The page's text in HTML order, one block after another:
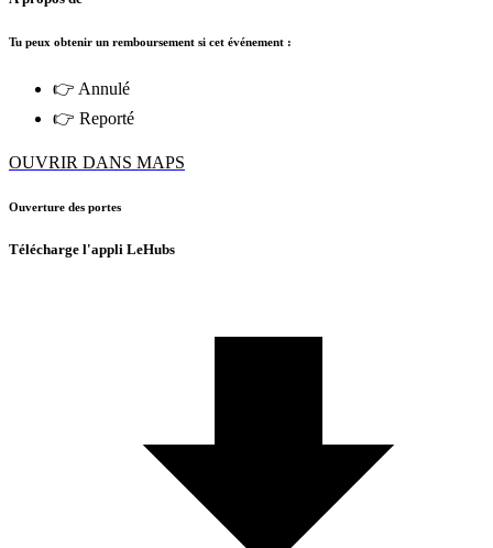
Tu peux obtenir un remboursement si cet événement :
👉 Annulé
👉 Reporté
OUVRIR DANS MAPS
Ouverture des portes
Télécharge l'appli LeHubs